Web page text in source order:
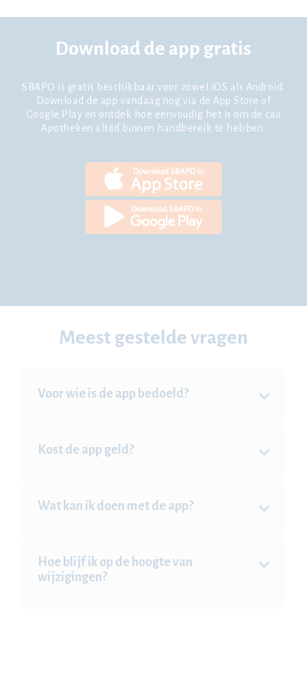
Download de app gratis
SBAPO is gratis beschikbaar voor zowel iOS als Android.
Download de app vandaag nog via de App Store of
Google Play en ontdek hoe eenvoudig het is om de cao
Apotheken altijd binnen handbereik te hebben.
Meest gestelde vragen
Voor wie is de app bedoeld?
Kost de app geld?
Wat kan ik doen met de app?
bekijken, nieuwsberichten lezen, verlof berekenen
en pushnotificaties ontvangen.
Hoe blijf ik op de hoogte van
wijzigingen?